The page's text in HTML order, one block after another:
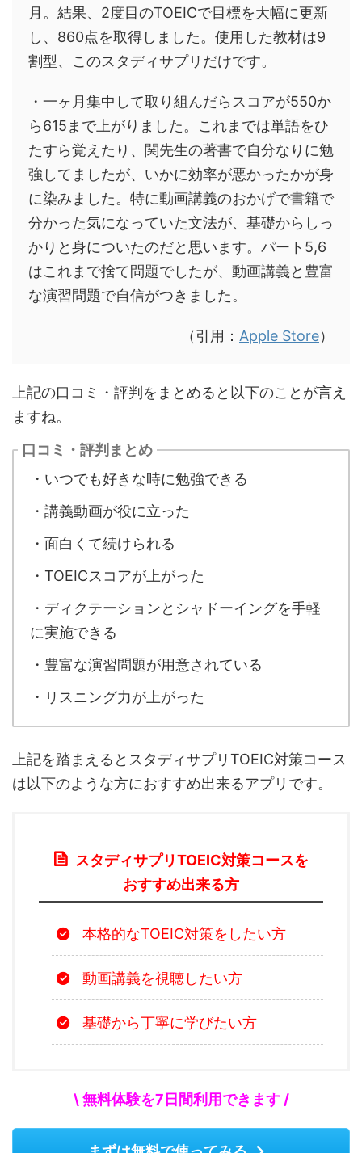
月。結果、2度目のTOEICで目標を大幅に更新
し、860点を取得しました。使用した教材は9
割型、このスタディサプリだけです。
・一ヶ月集中して取り組んだらスコアが550か
ら615まで上がりました。これまでは単語をひ
たすら覚えたり、関先生の著書で自分なりに勉
強してましたが、いかに効率が悪かったかが身
に染みました。特に動画講義のおかげで書籍で
分かった気になっていた文法が、基礎からしっ
かりと身についたのだと思います。パート5,6
はこれまで捨て問題でしたが、動画講義と豊富
な演習問題で自信がつきました。
（引用： Apple Store）
上記の口コミ・評判をまとめると以下のことが言え
ますね。
口コミ・評判まとめ
・いつでも好きな時に勉強できる
・講義動画が役に立った
・面白くて続けられる
・TOEICスコアが上がった
・ディクテーションとシャドーイングを手軽
に実施できる
・豊富な演習問題が用意されている
・リスニング力が上がった
上記を踏まえるとスタディサプリTOEIC対策コース
は以下のような方におすすめ出来るアプリです。
スタディサプリTOEIC対策コースを
おすすめ出来る方
本格的なTOEIC対策をしたい方
動画講義を視聴したい方
基礎から丁寧に学びたい方
\ 無料体験を7日間利用できます /